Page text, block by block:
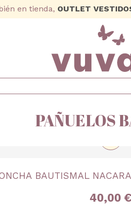
en tienda, OUTLET
PAÑUELOS
Única
BAUTISMAL
40,00 €